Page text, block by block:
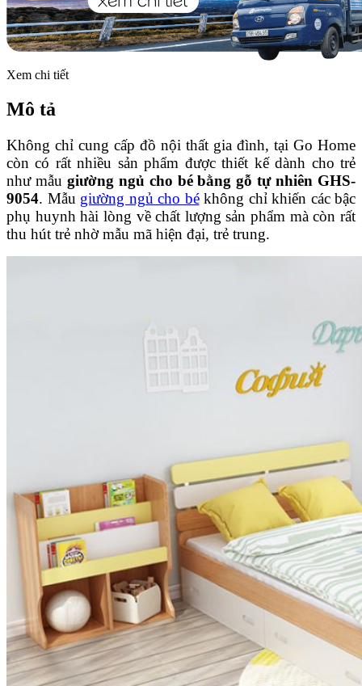
Xem chi tiết
Mô tả
Không chỉ cung cấp đồ nội thất gia đình, tại Go Home
còn có rất nhiều sản phẩm được thiết kế dành cho trẻ
như mẫu giường ngủ cho bé bằng gỗ tự nhiên GHS-
9054. Mẫu giường ngủ cho békhông chỉ khiến các bậc
phụ huynh hài lòng về chất lượng sản phẩm mà còn rất
thu hút trẻ nhờ mẫu mã hiện đại, trẻ trung.